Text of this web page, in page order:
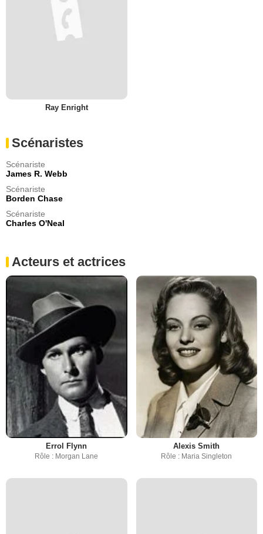
Ray Enright
Scénaristes
Scénariste
James R. Webb
Scénariste
Borden Chase
Scénariste
Charles O'Neal
Acteurs et actrices
Errol Flynn
Rôle : Morgan Lane
Alexis Smith
Rôle : Maria Singleton